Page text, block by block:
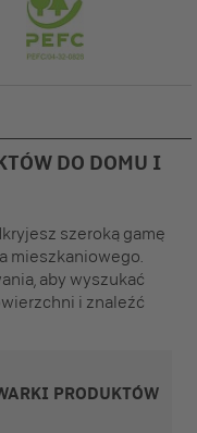
DO DOMU I
szeroką gamę
mieszkaniowego.
aby wyszukać
i znaleźć
PRODUKTÓW